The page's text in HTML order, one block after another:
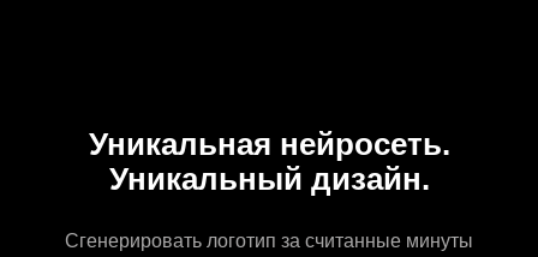
Уникальная нейросеть.
Уникальный дизайн.
Сгенерировать логотип за считанные минуты